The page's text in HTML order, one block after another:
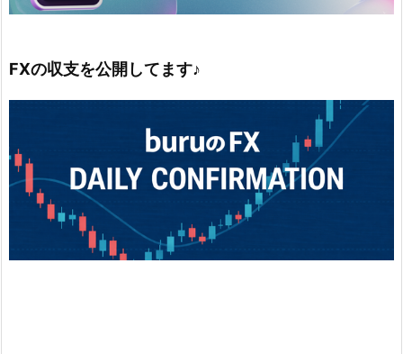
FXの収支を公開してます♪